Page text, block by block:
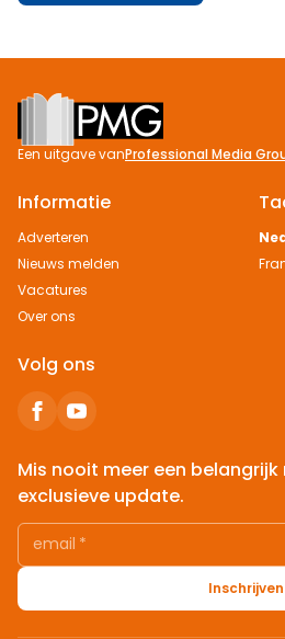
Footer
Een uitgave vanProfessional Media
Informatie
Adverteren
Nieuws melden
Vacatures
Over ons
Volg ons
Mis nooit meer een
exclusieve update.
email *
Inschrijven